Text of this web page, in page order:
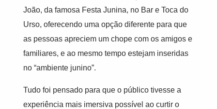
João, da famosa Festa Junina, no Bar e Toca do
Urso, oferecendo uma opção diferente para que
as pessoas apreciem um chope com os amigos e
familiares, e ao mesmo tempo estejam inseridas
no “ambiente junino”.
Tudo foi pensado para que o público tivesse a
experiência mais imersiva possível ao curtir o